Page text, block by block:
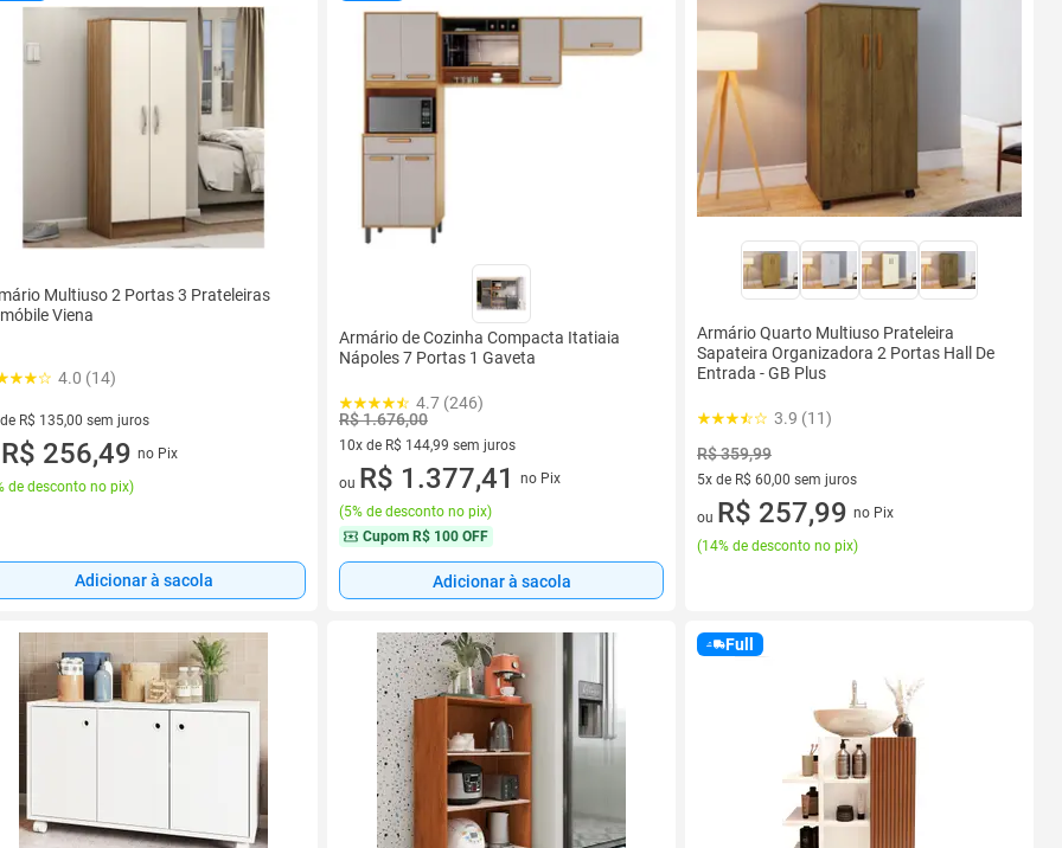
Multiuso 2 Portas 3 Prateleiras
Viena
4.0 (14)
R$ 135,00 sem juros
de R$ 135,00 sem juros
R$ 256,49 no Pix
de desconto no pix)
Adicionar à sacola
Armário de Cozinha Compacta Itatiaia
Nápoles 7 Portas 1 Gaveta
4.7 (246)
R$ 1.676,00
10x de R$ 144,99 sem juros
10 vez de R$ 144,99 sem juros
ou R$ 1.377,41
no Pix
(5% de desconto no pix)
Cupom R$ 100 OFF
Adicionar à sacola
Armário Quarto Multiuso Prateleira
Sapateira Organizadora 2 Portas Hall De
Entrada - GB Plus
3.9 (11)
R$ 359,99
5x de R$ 60,00 sem juros
5 vez de R$ 60,00 sem juros
ou R$ 257,99 no Pix
(14% de desconto no pix)
Full